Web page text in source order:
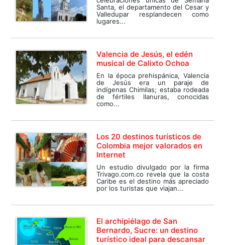
Santa, el departamento del Cesar y
Valledupar resplandecen como
lugares...
Valencia de Jesús, el edén
musical de Calixto Ochoa
En la época prehispánica, Valencia
de Jesús era un paraje de
indígenas Chimilas; estaba rodeada
de fértiles llanuras, conocidas
como...
Los 20 destinos turísticos de
Colombia mejor valorados en
Internet
Un estudio divulgado por la firma
Trivago.com.co revela que la costa
Caribe es el destino más apreciado
por los turistas que viajan...
El archipiélago de San
Bernardo, Sucre: un destino
turístico ideal para descansar